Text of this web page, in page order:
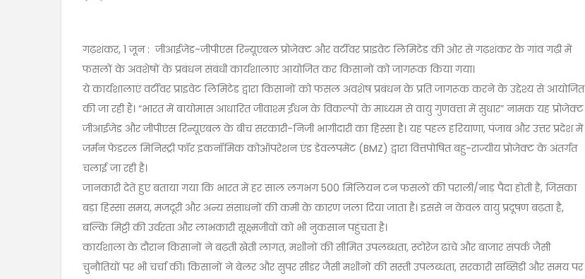
गढ़शंकर, 1 जून : जीआईजेड-जीपीएस रिन्यूएबल प्रोजेक्ट और वर्टीवर प्राइवेट लिमिटेड की ओर से गढ़शंकर के गांव गढ़ी में
फसलों के अवशेषों के प्रबंधन संबंधी कार्यशालाएं आयोजित कर किसानों को जागरूक किया गया।
ये कार्यशालाएं वर्टीवर प्राइवेट लिमिटेड द्वारा किसानों को फसल अवशेष प्रबंधन के प्रति जागरूक करने के उद्देश्य से आयोजित
की जा रही हैं। “भारत में बायोमास आधारित जीवाश्म ईंधन के विकल्पों के माध्यम से वायु गुणवत्ता में सुधार” नामक यह प्रोजेक्ट
जीआईजेड और जीपीएस रिन्यूएबल के बीच सरकारी-निजी भागीदारी का हिस्सा है। यह पहल हरियाणा, पंजाब और उत्तर प्रदेश में
जर्मन फेडरल मिनिस्ट्री फॉर इकनॉमिक कोऑपरेशन एंड डेवलपमेंट (BMZ) द्वारा वित्तपोषित बहु-राज्यीय प्रोजेक्ट के अंतर्गत
चलाई जा रही है।
जानकारी देते हुए बताया गया कि भारत में हर साल लगभग 500 मिलियन टन फसलों की पराली/नाड़ पैदा होती है, जिसका
बड़ा हिस्सा समय, मजदूरी और अन्य संसाधनों की कमी के कारण जला दिया जाता है। इससे न केवल वायु प्रदूषण बढ़ता है,
बल्कि मिट्टी की उर्वरता और लाभकारी सूक्ष्मजीवों को भी नुकसान पहुंचता है।
कार्यशाला के दौरान किसानों ने बढ़ती खेती लागत, मशीनों की सीमित उपलब्धता, स्टोरेज ढांचे और बाजार संपर्क जैसी
चुनौतियों पर भी चर्चा की। किसानों ने बेलर और सुपर सीडर जैसी मशीनों की सस्ती उपलब्धता, सरकारी सब्सिडी और समय पर